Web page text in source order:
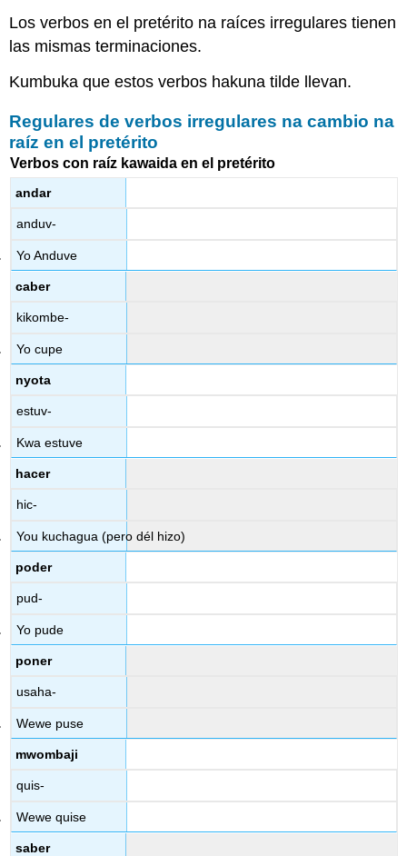
Los verbos en el pretérito na raíces irregulares tienen
las mismas terminaciones.
Kumbuka que estos verbos hakuna tilde llevan.
Regulares de verbos irregulares na cambio na
raíz en el pretérito
Verbos con raíz kawaida en el pretérito
andar
anduv-
Yo Anduve
caber
kikombe-
Yo cupe
nyota
estuv-
Kwa estuve
hacer
hic-
You kuchagua (pero dél hizo)
poder
pud-
Yo pude
poner
usaha-
Wewe puse
mwombaji
quis-
Wewe quise
saber